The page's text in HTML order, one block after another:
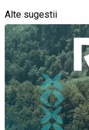
Alte sugestii